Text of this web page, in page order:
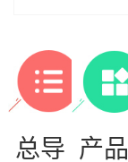
总导 产品